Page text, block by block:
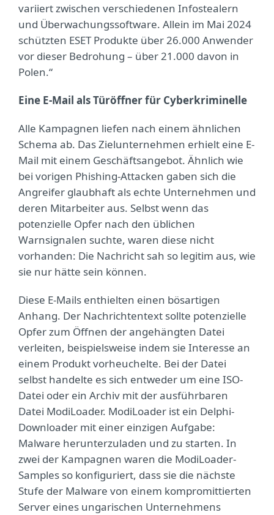
variiert zwischen verschiedenen Infostealern
und Überwachungssoftware. Allein im Mai 2024
schützten ESET Produkte über 26.000 Anwender
vor dieser Bedrohung – über 21.000 davon in
Polen.“
Eine E-Mail als Türöffner für Cyberkriminelle
Alle Kampagnen liefen nach einem ähnlichen
Schema ab. Das Zielunternehmen erhielt eine E-
Mail mit einem Geschäftsangebot. Ähnlich wie
bei vorigen Phishing-Attacken gaben sich die
Angreifer glaubhaft als echte Unternehmen und
deren Mitarbeiter aus. Selbst wenn das
potenzielle Opfer nach den üblichen
Warnsignalen suchte, waren diese nicht
vorhanden: Die Nachricht sah so legitim aus, wie
sie nur hätte sein können.
Diese E-Mails enthielten einen bösartigen
Anhang. Der Nachrichtentext sollte potenzielle
Opfer zum Öffnen der angehängten Datei
verleiten, beispielsweise indem sie Interesse an
einem Produkt vorheuchelte. Bei der Datei
selbst handelte es sich entweder um eine ISO-
Datei oder ein Archiv mit der ausführbaren
Datei ModiLoader. ModiLoader ist ein Delphi-
Downloader mit einer einzigen Aufgabe:
Malware herunterzuladen und zu starten. In
zwei der Kampagnen waren die ModiLoader-
Samples so konfiguriert, dass sie die nächste
Stufe der Malware von einem kompromittierten
Server eines ungarischen Unternehmens